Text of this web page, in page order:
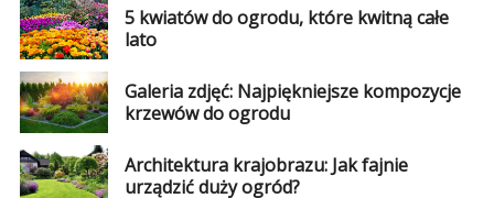
5 kwiatów do ogrodu, które kwitną całe
lato
Galeria zdjęć: Najpiękniejsze kompozycje
krzewów do ogrodu
Architektura krajobrazu: Jak fajnie
urządzić duży ogród?